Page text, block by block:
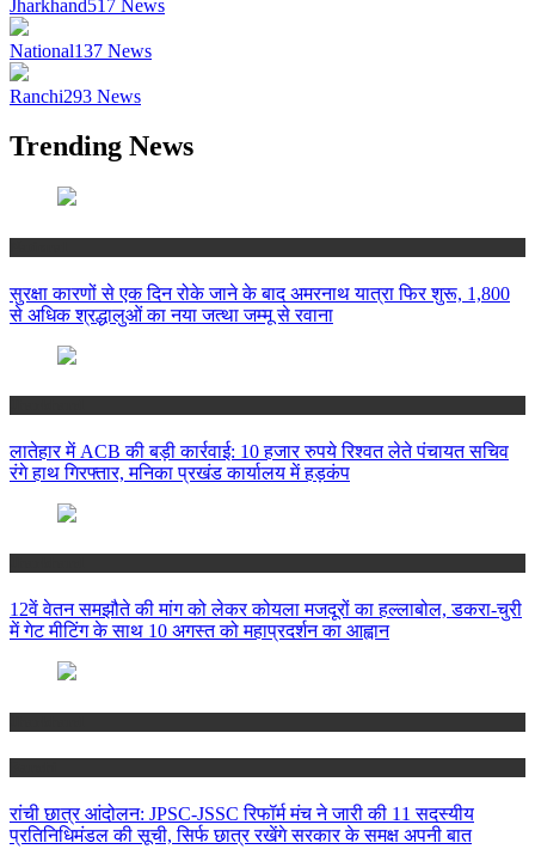
Jharkhand517 News
National137 News
Ranchi293 News
Trending News
सुरक्षा कारणों से एक दिन रोके जाने के बाद अमरनाथ यात्रा फिर शुरू, 1,800
से अधिक श्रद्धालुओं का नया जत्था जम्मू से रवाना
लातेहार में ACB की बड़ी कार्रवाई: 10 हजार रुपये रिश्वत लेते पंचायत सचिव
रंगे हाथ गिरफ्तार, मनिका प्रखंड कार्यालय में हड़कंप
12वें वेतन समझौते की मांग को लेकर कोयला मजदूरों का हल्लाबोल, डकरा-चुरी
में गेट मीटिंग के साथ 10 अगस्त को महाप्रदर्शन का आह्वान
रांची छात्र आंदोलन: JPSC-JSSC रिफॉर्म मंच ने जारी की 11 सदस्यीय
प्रतिनिधिमंडल की सूची, सिर्फ छात्र रखेंगे सरकार के समक्ष अपनी बात